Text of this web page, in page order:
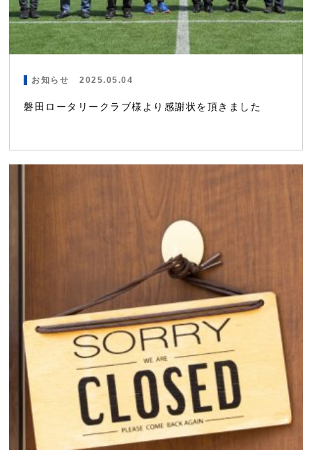
お知らせ 2025.05.04
磐田ロータリークラブ様より感謝状を頂きました